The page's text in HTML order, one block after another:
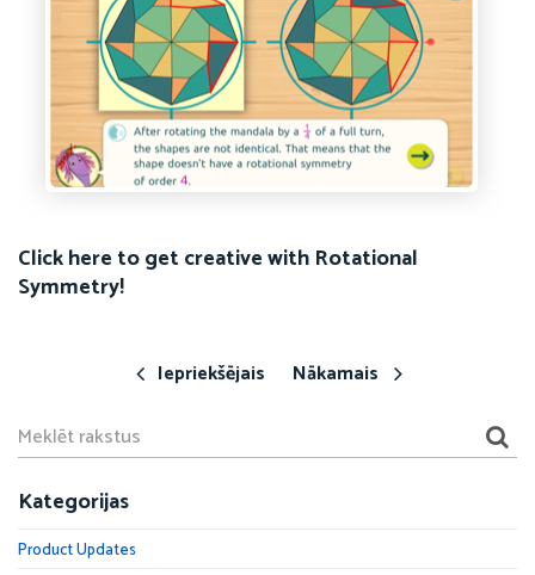
Click here to get creative with Rotational
Symmetry!
Iepriekšējais Nākamais
Kategorijas
Product Updates